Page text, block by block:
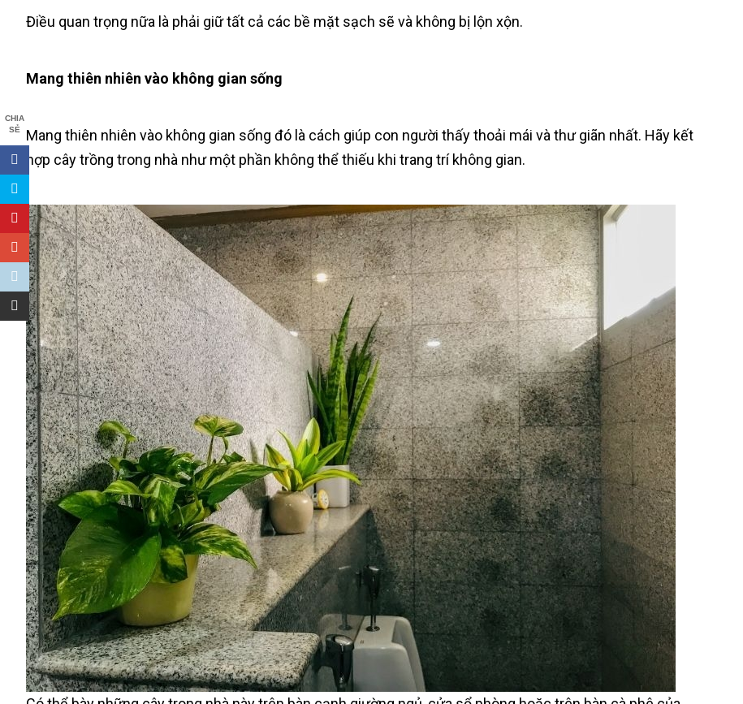
CHIA
SẺ
Điều quan trọng nữa là phải giữ tất cả các bề mặt sạch sẽ và không bị lộn xộn.
Mang thiên nhiên vào không gian sống
Mang thiên nhiên vào không gian sống đó là cách giúp con người thấy thoải mái và thư giãn nhất. Hãy kết
hợp cây trồng trong nhà như một phần không thể thiếu khi trang trí không gian.